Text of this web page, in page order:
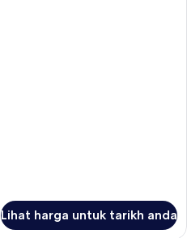
Lihat harga untuk tarikh anda